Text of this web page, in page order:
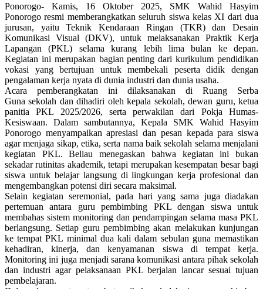
Ponorogo- Kamis, 16 Oktober 2025, SMK Wahid Hasyim
Ponorogo resmi memberangkatkan seluruh siswa kelas XI dari dua
jurusan, yaitu Teknik Kendaraan Ringan (TKR) dan Desain
Komunikasi Visual (DKV), untuk melaksanakan Praktik Kerja
Lapangan (PKL) selama kurang lebih lima bulan ke depan.
Kegiatan ini merupakan bagian penting dari kurikulum pendidikan
vokasi yang bertujuan untuk membekali peserta didik dengan
pengalaman kerja nyata di dunia industri dan dunia usaha.
Acara pemberangkatan ini dilaksanakan di Ruang Serba
Guna sekolah dan dihadiri oleh kepala sekolah, dewan guru, ketua
panitia PKL 2025/2026, serta perwakilan dari Pokja Humas-
Kesiswaan. Dalam sambutannya, Kepala SMK Wahid Hasyim
Ponorogo menyampaikan apresiasi dan pesan kepada para siswa
agar menjaga sikap, etika, serta nama baik sekolah selama menjalani
kegiatan PKL. Beliau menegaskan bahwa kegiatan ini bukan
sekadar rutinitas akademik, tetapi merupakan kesempatan besar bagi
siswa untuk belajar langsung di lingkungan kerja profesional dan
mengembangkan potensi diri secara maksimal.
Selain kegiatan seremonial, pada hari yang sama juga diadakan
pertemuan antara guru pembimbing PKL dengan siswa untuk
membahas sistem monitoring dan pendampingan selama masa PKL
berlangsung. Setiap guru pembimbing akan melakukan kunjungan
ke tempat PKL minimal dua kali dalam sebulan guna memastikan
kehadiran, kinerja, dan kenyamanan siswa di tempat kerja.
Monitoring ini juga menjadi sarana komunikasi antara pihak sekolah
dan industri agar pelaksanaan PKL berjalan lancar sesuai tujuan
pembelajaran.